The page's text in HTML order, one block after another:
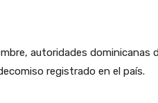
autoridades
registrado en el país.